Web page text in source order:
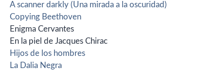
A scanner darkly (Una mirada a la oscuridad)
Copying Beethoven
Enigma Cervantes
En la piel de Jacques Chirac
Hijos de los hombres
La Dalia Negra